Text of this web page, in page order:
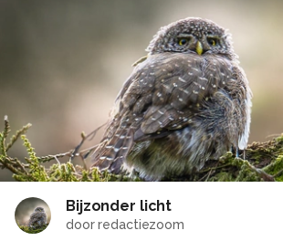
Bijzonder licht
doorredactiezoom